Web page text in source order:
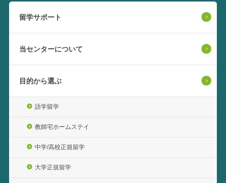
留学サポート
当センターについて
目的から選ぶ
語学留学
教師宅ホームステイ
中学/高校正規留学
大学正規留学